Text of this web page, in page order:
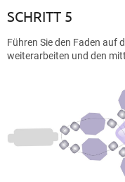
SCHRITT 5
Führen Sie den Faden auf
weiterarbeiten und den